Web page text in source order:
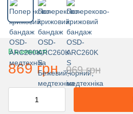
В наявності
869 грн 969 грн